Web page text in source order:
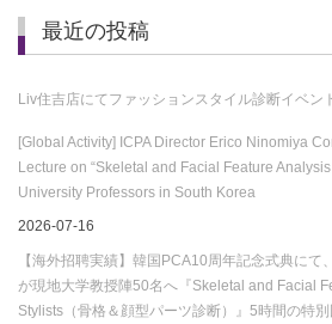
最近の投稿
Liv住吉店にてファッションスタイル診断イベン
[Global Activity] ICPA Director Erico Ninomiya
Lecture on “Skeletal and Facial Feature
University Professors in South Korea
2026-07-16
【海外招聘実績】韓国PCA10周年記念式典にて
が現地大学教授陣50名へ『Skeletal and Facial
Stylists（骨格＆顔型パーツ診断）』5時間の特